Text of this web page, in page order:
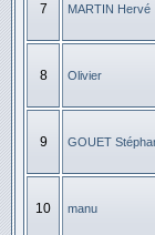
7 MARTIN Hervé
8 Olivier
9 GOUET
10 manu